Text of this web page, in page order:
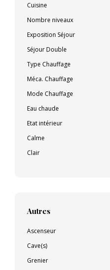
Cuisine
Nombre niveaux
Exposition Séjour
Séjour Double
Type Chauffage
Méca. Chauffage
Mode Chauffage
Eau chaude
Etat intérieur
Calme
Clair
Autres
Ascenseur
Cave(s)
Grenier